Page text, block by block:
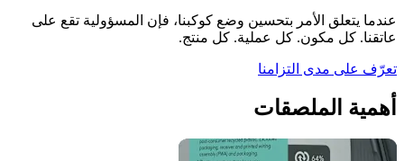
عندما يتعلق الأمر بتحسين وضع كوكبنا، فإن المسؤولية تقع على
عاتقنا. كل مكون. كل عملية. كل منتج.
تعرّف على مدى التزامنا
أهمية الملصقات